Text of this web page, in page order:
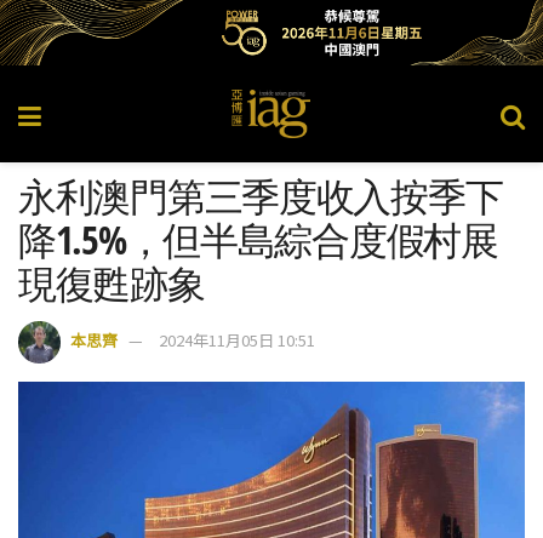
永利澳門第三季度收入按季下
降1.5%，但半島綜合度假村展
現復甦跡象
本思齊 2024年11月05日 10:51